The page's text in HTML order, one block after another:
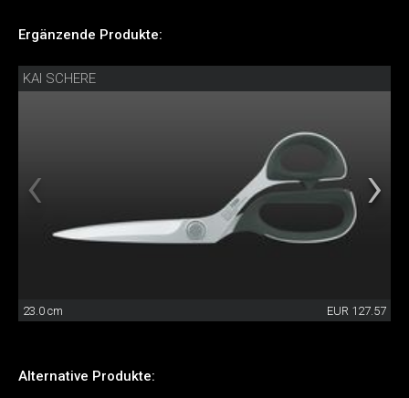
Ergänzende Produkte:
KAI SCHERE
23.0 cm EUR 127.57
Alternative Produkte: